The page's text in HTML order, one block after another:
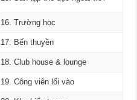
16. Trường học
17. Bến thuyền
18. Club house & lounge
19. Công viên lối vào